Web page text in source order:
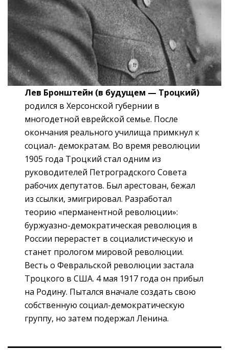
Лев Бронштейн (в будущем — Троцкий)
родился в Херсонской губернии в
многодетной еврейской семье. После
окончания реального училища примкнул к
социал- демократам. Во время революции
1905 года Троцкий стал одним из
руководителей Петроградского Совета
рабочих депутатов. Был арестован, бежал
из ссылки, эмигрировал. Разработал
теорию «перманентной революции»:
буржуазно-демократическая революция в
России перерастет в социалистическую и
станет прологом мировой революции.
Весть о Февральской революции застала
Троцкого в США. 4 мая 1917 года он прибыл
на Родину. Пытался вначале создать свою
собственную социал-демократическую
группу, но затем подержал Ленина.